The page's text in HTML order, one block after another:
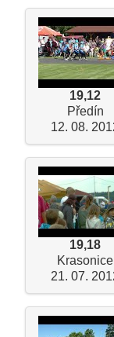
19,12
Předín
12. 08.
19,18
Krasonice
21. 07.